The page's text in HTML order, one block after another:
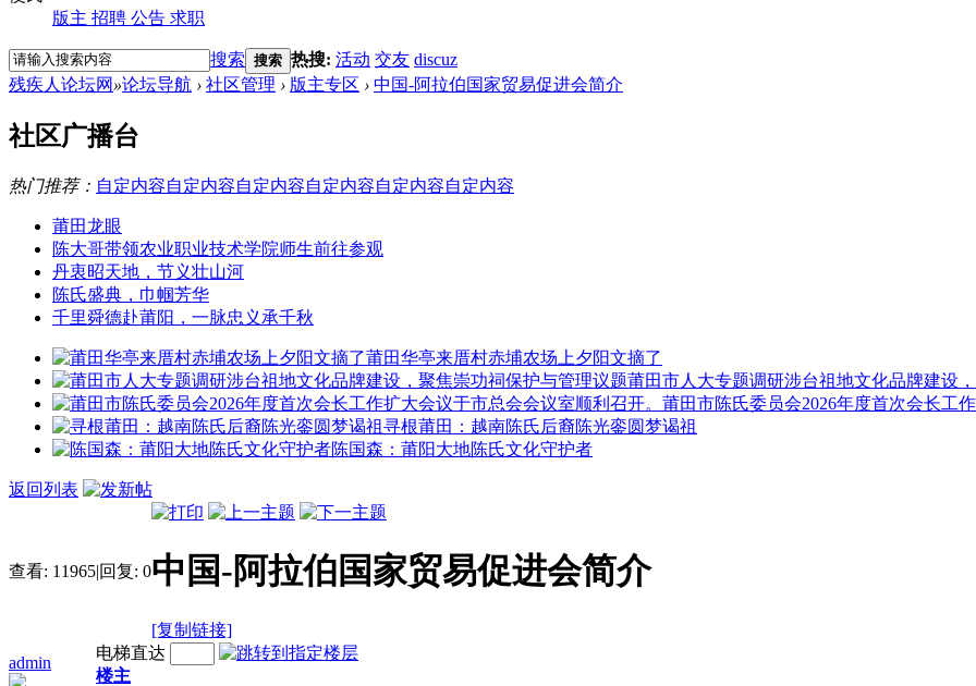
版主 招聘 公告 求职
搜索 搜索 热搜: 活动 交友 discuz
残疾人论坛网 »论坛导航 › 社区管理 › 版主专区 › 中国-阿拉伯国家贸易促进会简介
社区广播台
热门推荐： 自定内容自定内容自定内容自定内容自定内容自定内容
莆田龙眼
陈大哥带领农业职业技术学院师生前往参观
丹衷昭天地，节义壮山河
陈氏盛典，巾帼芳华
千里舜德赴莆阳，一脉忠义承千秋
莆田华亭来厝村赤埔农场上夕阳文摘了
莆田市人大专题调研涉台祖地文化品牌建设，
莆田市陈氏委员会2026年度首次会长工
寻根莆田：越南陈氏后裔陈光銮圆梦谒祖
陈国森：莆阳大地陈氏文化守护者
返回列表
查看: 11965|回复: 0中国-阿拉伯国家贸易促进会简介
[复制链接]
admin
电梯直达
楼主